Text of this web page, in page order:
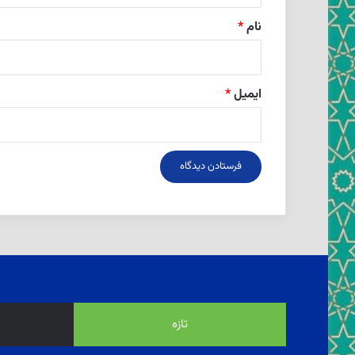
نام*
ایمیل*
تازه